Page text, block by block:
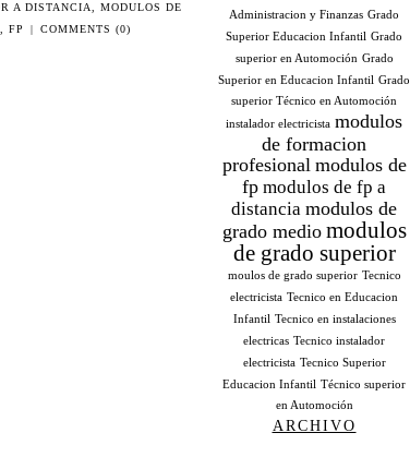
A DISTANCIA, MODULOS DE
, FP | COMMENTS (0)
Administracion y Finanzas Grado
Superior Educacion Infantil Grado
superior en Automoción Grado
Superior en Educacion Infantil Grado
superior Técnico en Automoción
instalador electricista modulos
de formacion
profesional modulos de
fp modulos de fp a
distancia modulos de
grado medio modulos
de grado superior
moulos de grado superior Tecnico
electricista Tecnico en Educacion
Infantil Tecnico en instalaciones
electricas Tecnico instalador
electricista Tecnico Superior
Educacion Infantil Técnico superior
en Automoción
ARCHIVO